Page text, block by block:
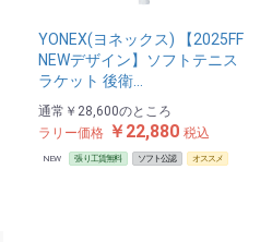
YONEX(ヨネックス) 【2025FF
NEWデザイン】ソフトテニス
ラケット 後衛…
通常 ￥28,600のところ
ラリー価格￥22,880 税込
NEW 張り工賃無料 ソフト公認 オススメ